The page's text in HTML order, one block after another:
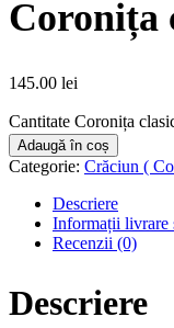
Coronița
145.00 lei
Cantitate Coronița
Adaugă în coș
Categorie: Crăciun (
Descriere
Informații livrare
Recenzii (0)
Descriere